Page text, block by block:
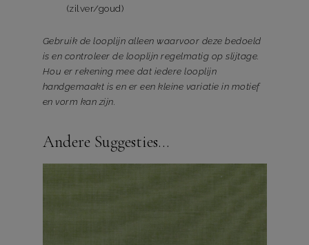
(zilver/goud)
Gebruik de looplijn alleen waarvoor deze bedoeld
is en controleer de looplijn regelmatig op slijtage.
Hou er rekening mee dat iedere looplijn
handgemaakt is en er een kleine variatie in motief
en vorm kan zijn.
Andere Suggesties…